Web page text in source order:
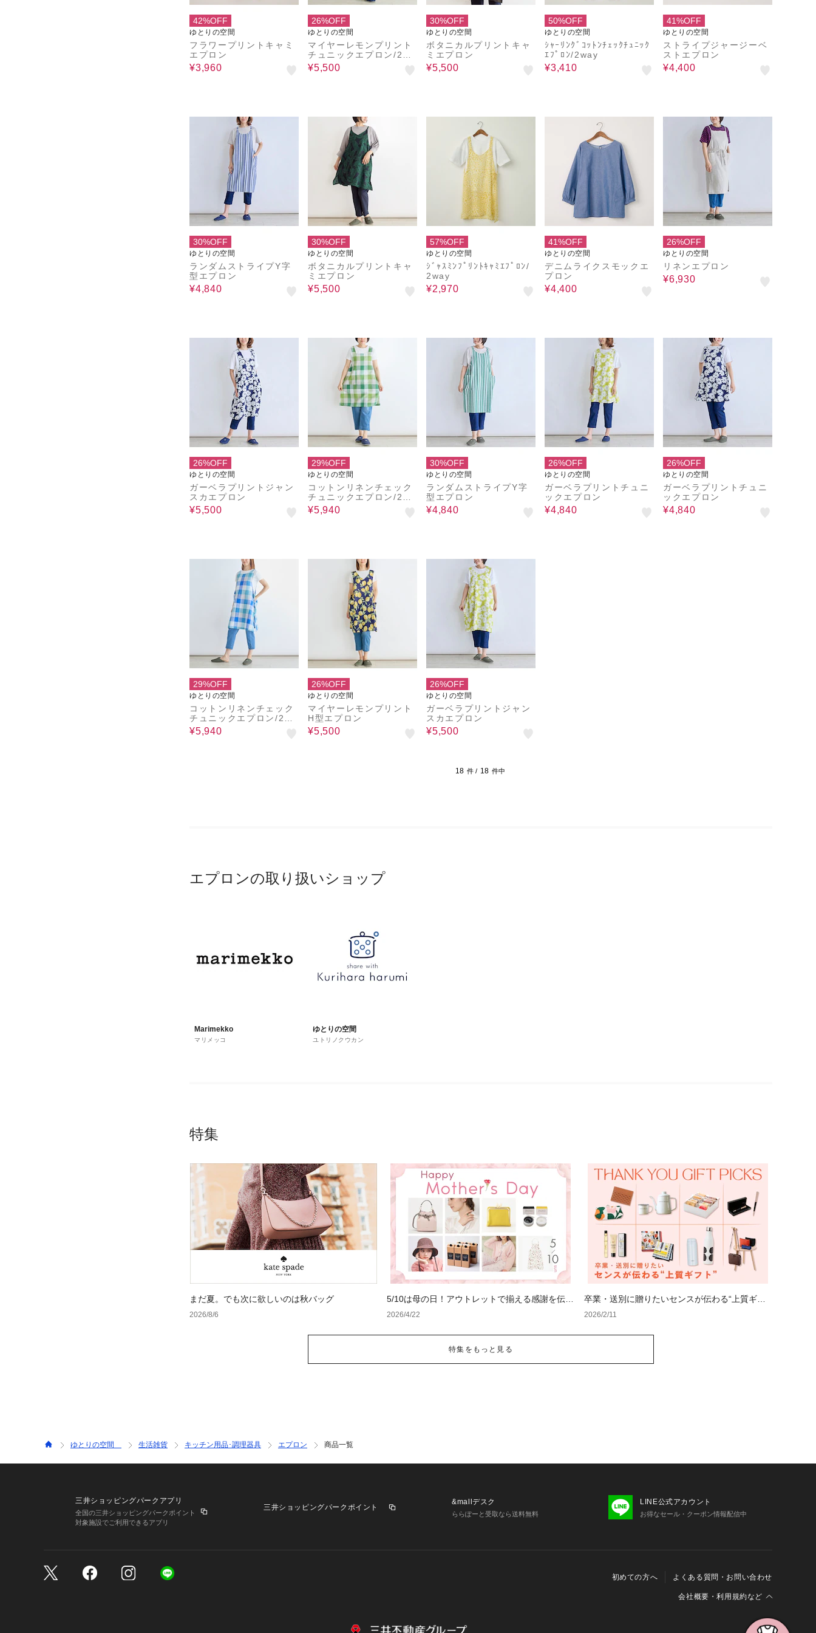
42%OFF
ゆとりの空間
フラワープリントキャミ
エプロン
¥3,960
26%OFF
ゆとりの空間
マイヤーレモンプリント
チュニックエプロン/2wa
y
¥5,500
30%OFF
ゆとりの空間
ボタニカルプリントキャ
ミエプロン
¥5,500
50%OFF
ゆとりの空間
ｼｬｰﾘﾝｸﾞｺｯﾄﾝﾁｪｯｸﾁｭﾆｯｸ
ｴﾌﾟﾛﾝ/2way
¥3,410
41%OFF
ゆとりの空間
ストライプジャージーベ
ストエプロン
¥4,400
30%OFF
ゆとりの空間
ランダムストライプY字
型エプロン
¥4,840
30%OFF
ゆとりの空間
ボタニカルプリントキャ
ミエプロン
¥5,500
57%OFF
ゆとりの空間
ｼﾞｬｽﾐﾝﾌﾟﾘﾝﾄｷｬﾐｴﾌﾟﾛﾝ/
2way
¥2,970
41%OFF
ゆとりの空間
デニムライクスモックエ
プロン
¥4,400
26%OFF
ゆとりの空間
リネンエプロン
¥6,930
26%OFF
ゆとりの空間
ガーベラプリントジャン
スカエプロン
¥5,500
29%OFF
ゆとりの空間
コットンリネンチェック
チュニックエプロン/2wa
y
¥5,940
30%OFF
ゆとりの空間
ランダムストライプY字
型エプロン
¥4,840
26%OFF
ゆとりの空間
ガーベラプリントチュニ
ックエプロン
¥4,840
26%OFF
ゆとりの空間
ガーベラプリントチュニ
ックエプロン
¥4,840
29%OFF
ゆとりの空間
コットンリネンチェック
チュニックエプロン/2wa
y
¥5,940
26%OFF
ゆとりの空間
マイヤーレモンプリント
H型エプロン
¥5,500
26%OFF
ゆとりの空間
ガーベラプリントジャン
スカエプロン
¥5,500
18 件 / 18 件中
エプロンの取り扱いショップ
Marimekko
マリメッコ
ゆとりの空間
ユトリノクウカン
特集
まだ夏。でも次に欲しいのは秋バッグ
2026/8/6
5/10は母の日！アウトレットで揃える感謝を伝え
るギフト特集
2026/4/22
卒業・送別に贈りたいセンスが伝わる“上質ギフ
ト”
2026/2/11
特集をもっと見る
ゆとりの空間 生活雑貨 キッチン用品･調理器具 エプロン 商品一覧
三井ショッピングパークアプリ
全国の三井ショッピングパークポイント
対象施設でご利用できるアプリ
三井ショッピングパークポイント
&mallデスク
ららぽーと受取なら送料無料
LINE公式アカウント
お得なセール・クーポン情報配信中
初めての方へ よくある質問・お問い合わせ
会社概要・利用規約など
特定商取引に関する法律に基づく表示